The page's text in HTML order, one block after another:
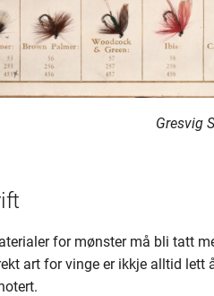
Gresvig
for mønster må bli tatt
art for vinge er ikkje alltid lett